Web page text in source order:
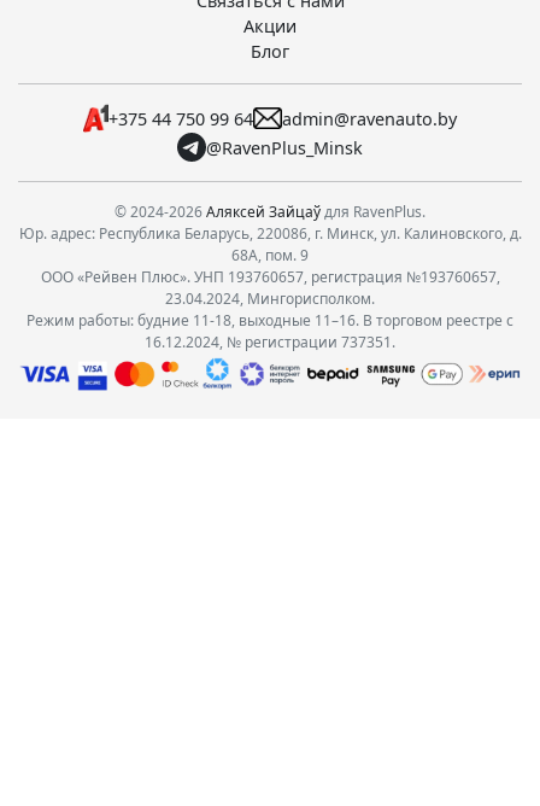
Акции
Блог
+375 44 750 99 64
admin@ravenauto.by
@RavenPlus_Minsk
© 2024-2026Аляксей Зайцаўдля RavenPlus.
Юр. адрес: Республика Беларусь, 220086, г. Минск, ул. Калиновского, д.
68А, пом. 9
ООО «Рейвен Плюс». УНП 193760657, регистрация №193760657,
23.04.2024, Мингорисполком.
Режим работы: будние 11-18, выходные 11–16. В торговом реестре с
16.12.2024, № регистрации 737351.